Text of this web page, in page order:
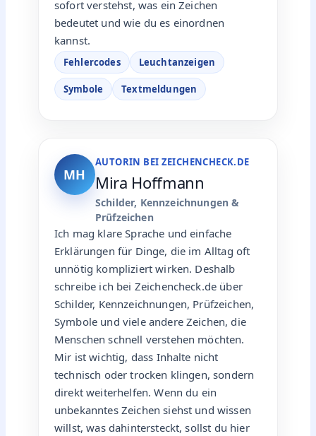
sofort verstehst, was ein Zeichen
bedeutet und wie du es einordnen
kannst.
Fehlercodes Leuchtanzeigen
Symbole Textmeldungen
MH
AUTORIN BEI ZEICHENCHECK.DE
Mira Hoffmann
Schilder, Kennzeichnungen &
Prüfzeichen
Ich mag klare Sprache und einfache
Erklärungen für Dinge, die im Alltag oft
unnötig kompliziert wirken. Deshalb
schreibe ich bei Zeichencheck.de über
Schilder, Kennzeichnungen, Prüfzeichen,
Symbole und viele andere Zeichen, die
Menschen schnell verstehen möchten.
Mir ist wichtig, dass Inhalte nicht
technisch oder trocken klingen, sondern
direkt weiterhelfen. Wenn du ein
unbekanntes Zeichen siehst und wissen
willst, was dahintersteckt, sollst du hier